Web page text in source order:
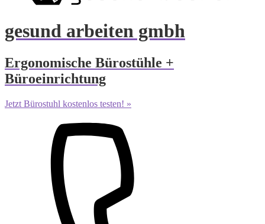
gesund arbeiten gmbh
Ergonomische Bürostühle +
Büroeinrichtung
Jetzt Bürostuhl kostenlos testen! »